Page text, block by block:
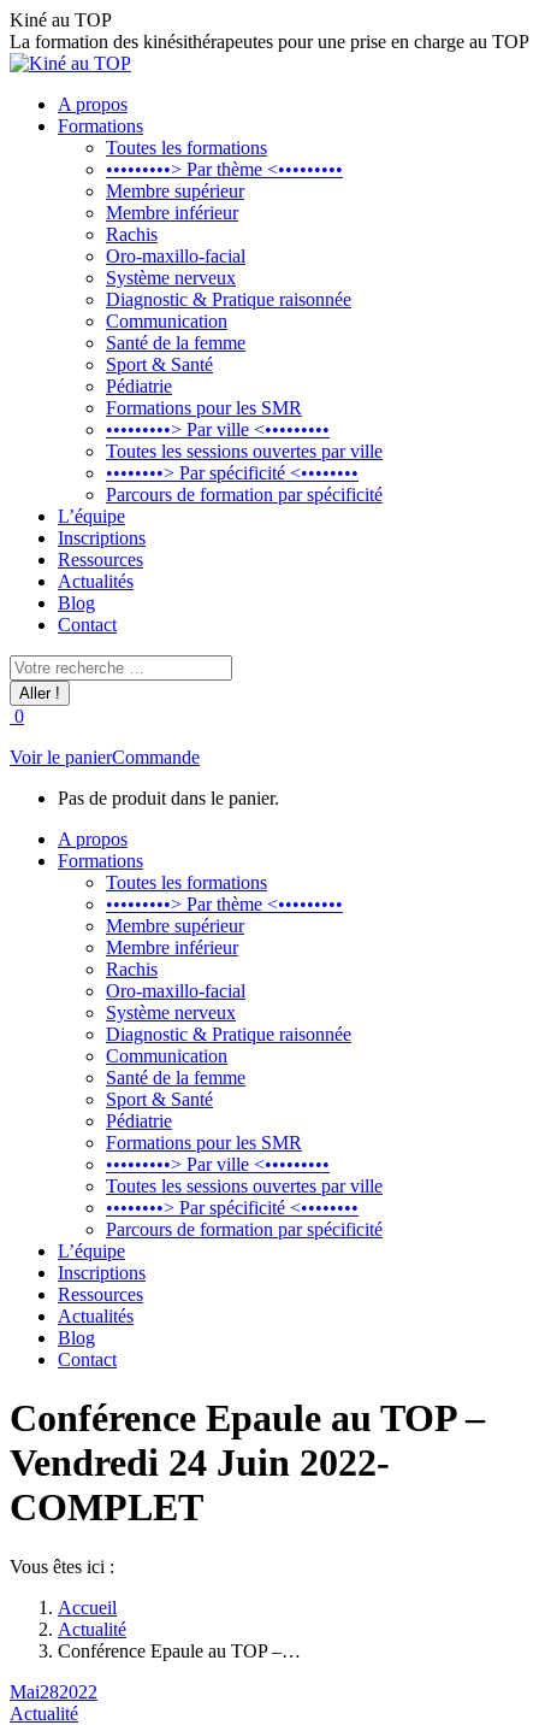
Aller
au
contenu
Kiné au TOP
La formation des kinésithérapeutes pour une prise en charge au TOP
A propos
Formations
Toutes les formations
•••••••••> Par thème <•••••••••
Membre supérieur
Membre inférieur
Rachis
Oro-maxillo-facial
Système nerveux
Diagnostic & Pratique raisonnée
Communication
Santé de la femme
Sport & Santé
Pédiatrie
Formations pour les SMR
•••••••••> Par ville <•••••••••
Toutes les sessions ouvertes par ville
••••••••> Par spécificité <••••••••
Parcours de formation par spécificité
L’équipe
Inscriptions
Ressources
Actualités
Blog
Contact
Recherche
:
0
Voir le panierCommande
Pas de produit dans le panier.
A propos
Formations
Toutes les formations
•••••••••> Par thème <•••••••••
Membre supérieur
Membre inférieur
Rachis
Oro-maxillo-facial
Système nerveux
Diagnostic & Pratique raisonnée
Communication
Santé de la femme
Sport & Santé
Pédiatrie
Formations pour les SMR
•••••••••> Par ville <•••••••••
Toutes les sessions ouvertes par ville
••••••••> Par spécificité <••••••••
Parcours de formation par spécificité
L’équipe
Inscriptions
Ressources
Actualités
Blog
Contact
Conférence Epaule au TOP –
Vendredi 24 Juin 2022-
COMPLET
Vous êtes ici :
Accueil
Actualité
Conférence Epaule au TOP –…
Mai282022
Actualité